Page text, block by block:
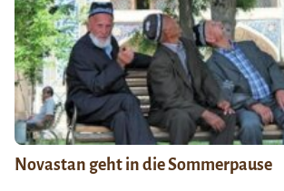
Novastan geht in die Sommerpause